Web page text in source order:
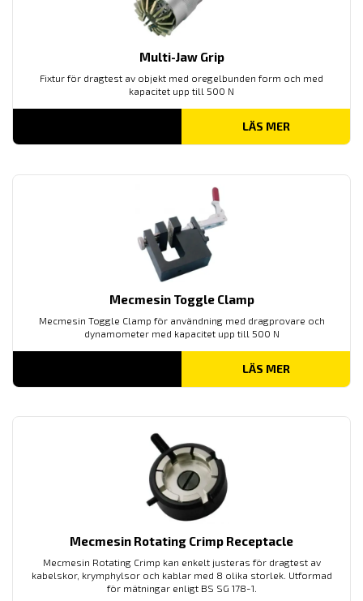
Multi-Jaw Grip
Fixtur för dragtest av objekt med oregelbunden form och med
kapacitet upp till 500 N
LÄS MER
Mecmesin Toggle Clamp
Mecmesin Toggle Clamp för användning med dragprovare och
dynamometer med kapacitet upp till 500 N
LÄS MER
Mecmesin Rotating Crimp Receptacle
Mecmesin Rotating Crimp kan enkelt justeras för dragtest av
kabelskor, krymphylsor och kablar med 8 olika storlek. Utformad
för mätningar enligt BS SG 178-1.